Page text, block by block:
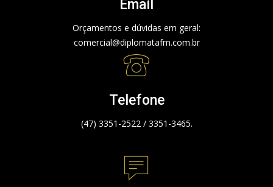
Email
Orçamentos e dúvidas em geral:
comercial@diplomatafm.com.br
Telefone
(47) 3351-2522 / 3351-3465.